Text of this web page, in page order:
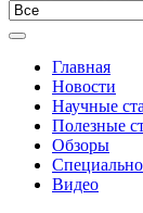
Главная
Новости
Научные
Полезные
Обзоры
Видео